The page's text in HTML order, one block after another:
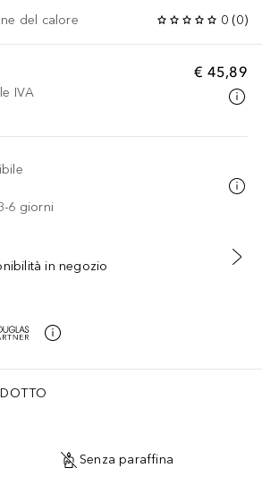
del calore 0 (0)
€ 45,89
IVA
6 giorni
AL CARRELLO
in negozio
Senza paraffina